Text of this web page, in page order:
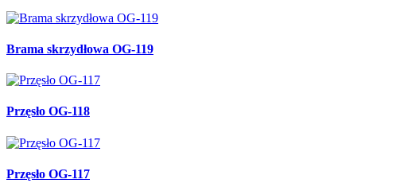
Brama skrzydłowa OG-119
Przęsło OG-118
Przęsło OG-117